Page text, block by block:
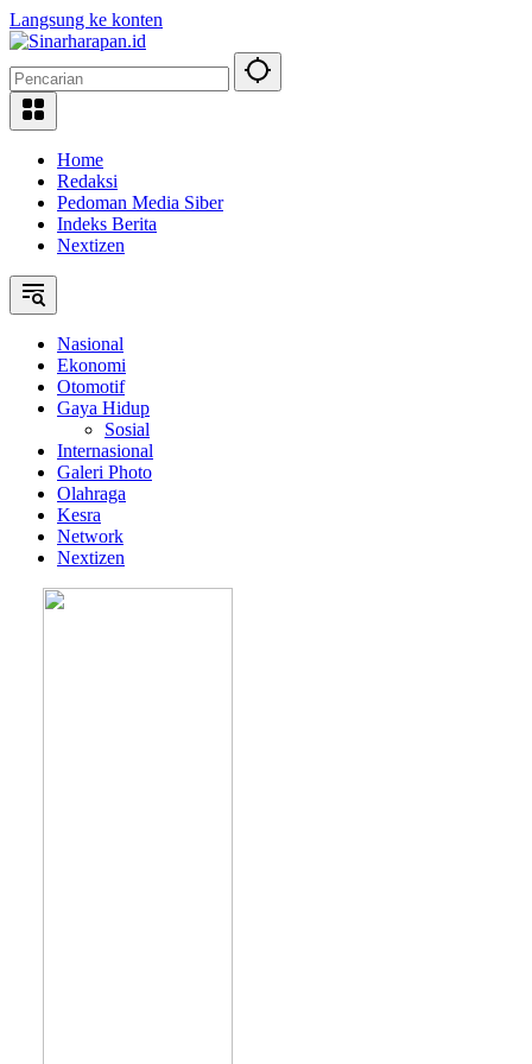
Langsung ke konten
Home
Redaksi
Pedoman Media Siber
Indeks Berita
Nextizen
Nasional
Ekonomi
Otomotif
Gaya Hidup
Sosial
Internasional
Galeri Photo
Olahraga
Kesra
Network
Nextizen